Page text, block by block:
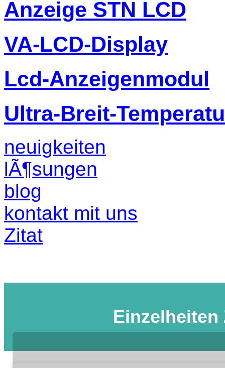
Anzeige STN LCD
VA-LCD-Display
Lcd-Anzeigenmodul
Ultra-Breit-
neuigkeiten
lÃ¶sungen
blog
kontakt mit uns
Zitat
Einzelheiten